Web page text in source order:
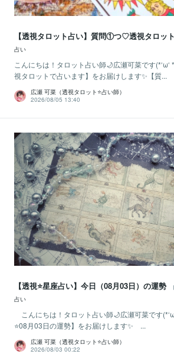
【透視タロット占い】質問①つ♡透視タロッ
占い
こんにちは！タロット占い師🌙広瀬可菜です
視タロットで占います】をお届けします✨【質...
広瀬 可菜（透視タロット⭐占い師）
2026/08/05 13:40
【透視⭐️星座占い】今日（08月03日）の運勢
占い
こんにちは！タロット占い師🌙広瀬可菜です
⭐08月03日の運勢】をお届けします✨ ...
広瀬 可菜（透視タロット⭐占い師）
2026/08/03 00:22